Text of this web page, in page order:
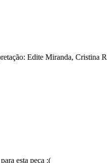
Edite Miranda,
esta peça :(